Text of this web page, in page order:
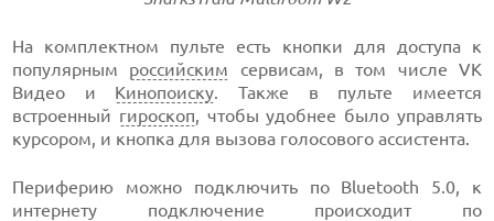
На комплектном пульте есть кнопки для доступа к
популярным российским сервисам, в том числе VK
Видео и Кинопоиску. Также в пульте имеется
встроенный гироскоп, чтобы удобнее было управлять
курсором, и кнопка для вызова голосового ассистента.
Периферию можно подключить по Bluetooth 5.0, к
интернету подключение происходит по